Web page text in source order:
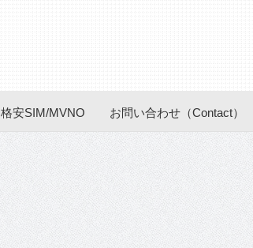
格安SIM/MVNO お問い合わせ（Contact）